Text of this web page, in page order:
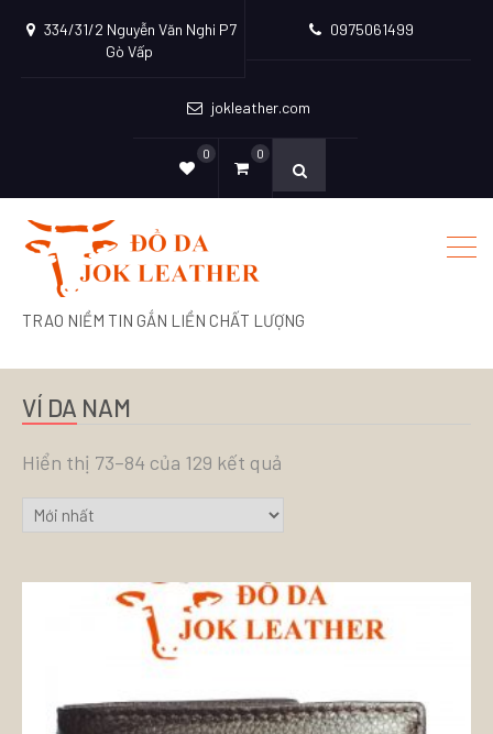
334/31/2 Nguyễn Văn Nghi P7
Gò Vấp
0975061499
jokleather.com
0 0
TRAO NIỀM TIN GẮN LIỀN CHẤT LƯỢNG
VÍ DA NAM
Hiển thị 73–84 của 129 kết quả